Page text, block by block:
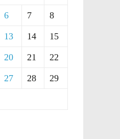
6 7 8
13 14 15
20 21 22
27 28 29